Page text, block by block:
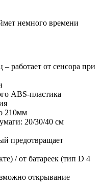
немного времени
– работает от сенсора при
ABS-пластика
210мм
20/30/40 см
предотвращает
/ от батареек (тип D 4
открывание